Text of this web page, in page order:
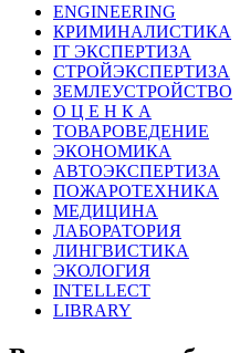
ENGINEERING
КРИМИНАЛИСТИКА
IT ЭКСПЕРТИЗА
СТРОЙЭКСПЕРТИЗА
ЗЕМЛЕУСТРОЙСТВО
О Ц Е Н К А
ТОВАРОВЕДЕНИЕ
ЭКОНОМИКА
АВТОЭКСПЕРТИЗА
ПОЖАРОТЕХНИКА
МЕДИЦИНА
ЛАБОРАТОРИЯ
ЛИНГВИСТИКА
ЭКОЛОГИЯ
INTELLECT
LIBRARY